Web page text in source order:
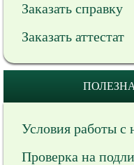
Заказать справку
Заказать аттестат
Условия работы с
Проверка на